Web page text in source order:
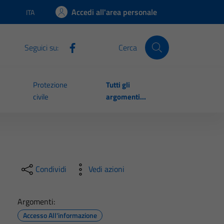
Lingua attiva:
ITA Accedi all'area personale
Seguici su: Cerca
Protezione
civile
Tutti gli
argomenti...
Condividi Vedi azioni
Argomenti:
Accesso All'informazione